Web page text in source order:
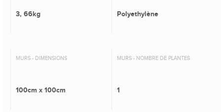
3, 66kg Polyethylène
MURS - DIMENSIONS
100cm x 100cm
MURS - NOMBRE DE PLANTES
1